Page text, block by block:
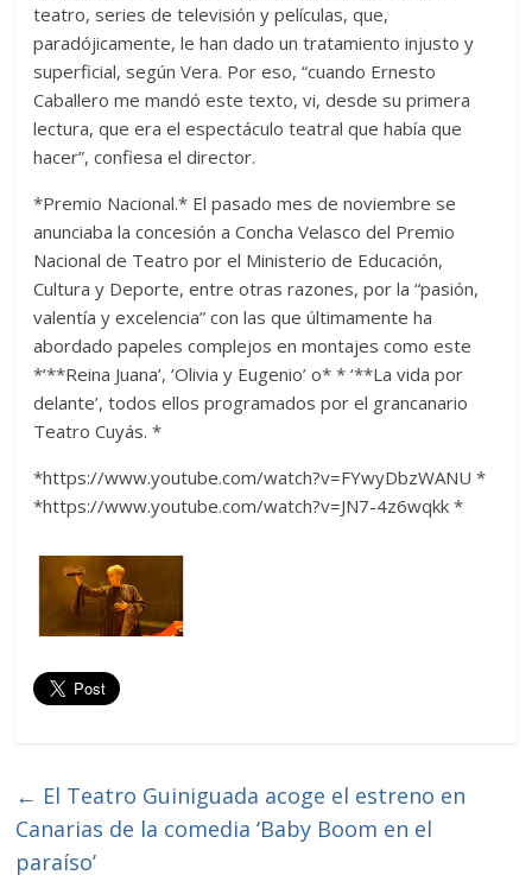
teatro, series de televisión y películas, que,
paradójicamente, le han dado un tratamiento injusto y
superficial, según Vera. Por eso, “cuando Ernesto
Caballero me mandó este texto, vi, desde su primera
lectura, que era el espectáculo teatral que había que
hacer”, confiesa el director.
*Premio Nacional.* El pasado mes de noviembre se
anunciaba la concesión a Concha Velasco del Premio
Nacional de Teatro por el Ministerio de Educación,
Cultura y Deporte, entre otras razones, por la “pasión,
valentía y excelencia” con las que últimamente ha
abordado papeles complejos en montajes como este
*‘**Reina Juana’, ‘Olivia y Eugenio’ o* * ‘**La vida por
delante’, todos ellos programados por el grancanario
Teatro Cuyás. *
*https://www.youtube.com/watch?v=FYwyDbzWANU*
*https://www.youtube.com/watch?v=JN7-4z6wqkk*
← El Teatro Guiniguada acoge el estreno en
Canarias de la comedia ‘Baby Boom en el
paraíso’